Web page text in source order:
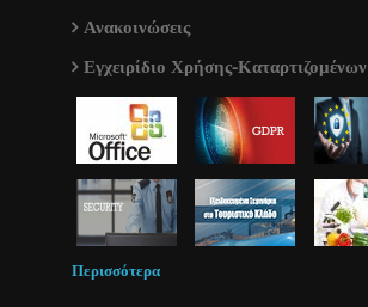
Ανακοινώσεις
Εγχειρίδιο Χρήσης-Καταρτιζομένων
Περισσότερα